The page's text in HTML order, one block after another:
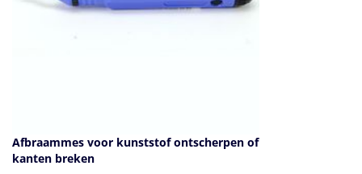
Afbraammes voor kunststof ontscherpen of
kanten breken